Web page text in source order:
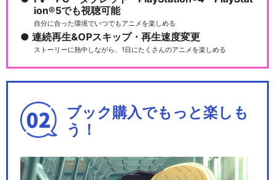
銀魂オンシアター2D バラガキ
篇
銀魂オンシアター2D 一国傾城
篇
ion®5でも視聴可能
自分に合った環境でいつでもアニメを楽しめる
連続再生&OPスキップ・再生速度変更
ストーリーに熱中しながら、1日にたくさんのアニメを楽しめる
ブック購入でもっと楽しも
う！